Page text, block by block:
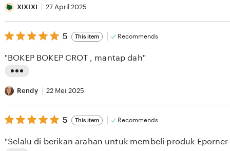
r
e
v
e
b
y
A
E
i
s
t
n
r
e
v
e
XIXIXI 27 April 2025
5
out
5
stars
5 This item Recommends
i
s
t
n
"BOKEP BOKEP CROT , mantap dah"
Rendy 22 Mei 2025
5
out
5
5 This item Recommends
"Selalu di berikan arahan untuk membeli produk Eporner